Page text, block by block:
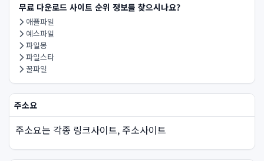
무료 다운로드 사이트 순위 정보를 찾으시나요?
애플파일
예스파일
파일몽
파일스타
꿀파일
주소요
주소요는 각종 링크사이트, 주소사이트